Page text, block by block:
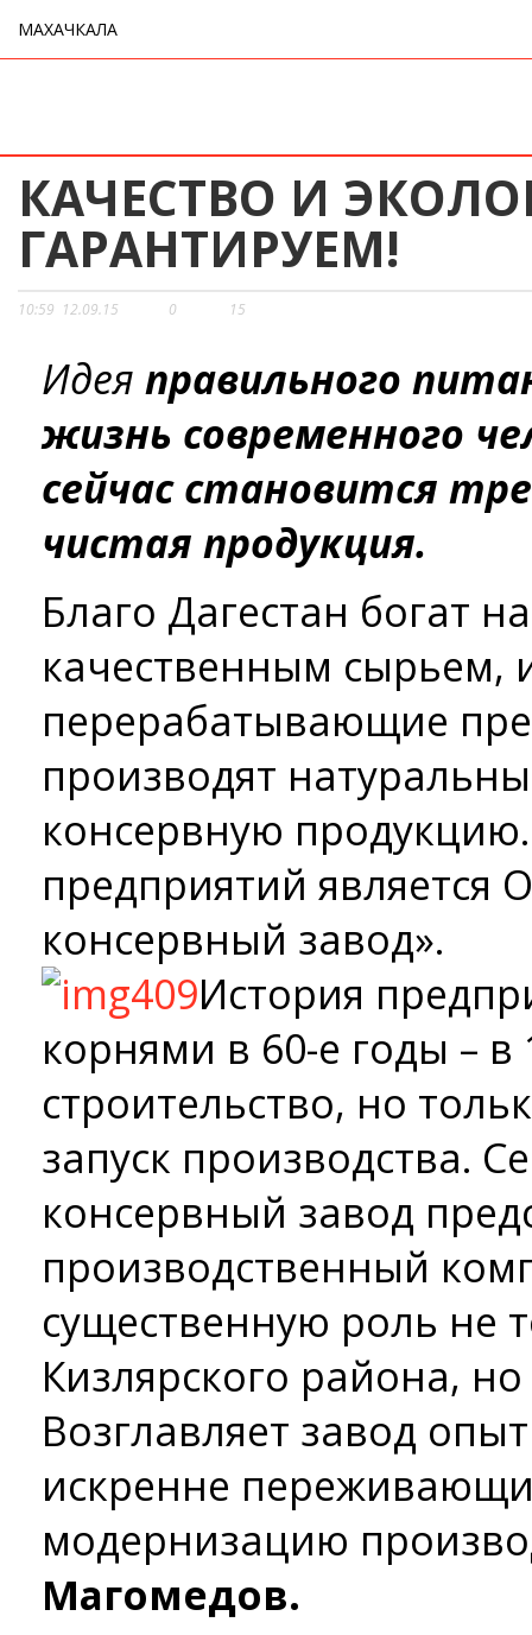
МАХАЧКАЛА
КАЧЕСТВО И
ГАРАНТИРУЕМ!
10:59 12.09.15 0 15
Идея правильного
жизнь современного
сейчас становится
чистая продукция.
Благо Дагестан богат
качественным сырьем,
перерабатывающие
производят
консервную
предприятий является
консервный завод».
История
корнями в 60-­е годы –
строительство, но
запуск производства.
консервный завод
производственный
существенную роль не
Кизлярского района,
Возглавляет завод
искренне
модернизацию
Магомедов.